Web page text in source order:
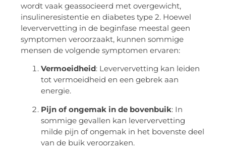
wordt vaak geassocieerd met overgewicht,
insulineresistentie en diabetes type 2. Hoewel
leververvetting in de beginfase meestal geen
symptomen veroorzaakt, kunnen sommige
mensen de volgende symptomen ervaren:
Vermoeidheid: Leververvetting kan leiden
tot vermoeidheid en een gebrek aan
energie.
Pijn of ongemak in de bovenbuik: In
sommige gevallen kan leververvetting
milde pijn of ongemak in het bovenste deel
van de buik veroorzaken.